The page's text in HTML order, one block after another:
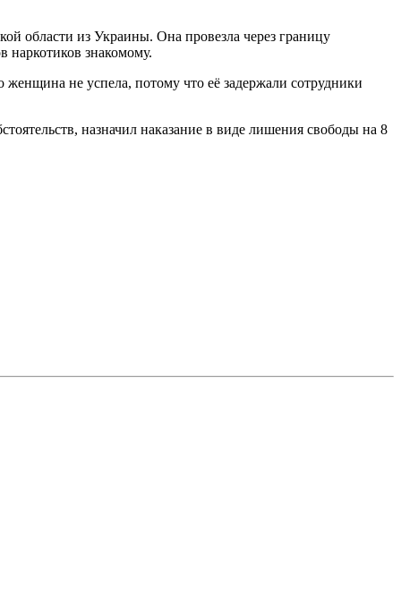
области из Украины. Она провезла через границу
знакомому.
не успела, потому что её задержали сотрудники
назначил наказание в виде лишения свободы на 8